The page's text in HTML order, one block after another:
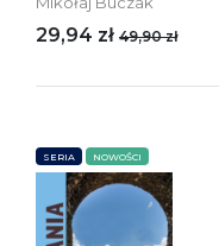
29,94 zł 49,90 zł
SERIA NOWOŚCI